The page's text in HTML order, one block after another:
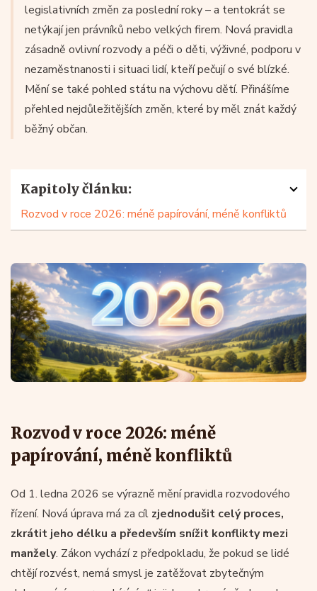
legislativních změn za poslední roky – a tentokrát se
netýkají jen právníků nebo velkých firem. Nová pravidla
zásadně ovlivní rozvody a péči o děti, výživné, podporu v
nezaměstnanosti i situaci lidí, kteří pečují o své blízké.
Mění se také pohled státu na výchovu dětí. Přinášíme
přehled nejdůležitějších změn, které by měl znát každý
běžný občan.
Kapitoly článku:
Rozvod v roce 2026: méně papírování, méně konfliktů
Rozvod v roce 2026: méně
papírování, méně konfliktů
Od 1. ledna 2026 se výrazně mění pravidla rozvodového
řízení. Nová úprava má za cíl zjednodušit celý proces,
zkrátit jeho délku a především snížit konflikty mezi
manžely. Zákon vychází z předpokladu, že pokud se lidé
chtějí rozvést, nemá smysl je zatěžovat zbytečným